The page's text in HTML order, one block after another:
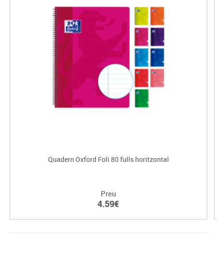
Quadern Oxford Foli 80 fulls horitzontal
Preu
4.59€